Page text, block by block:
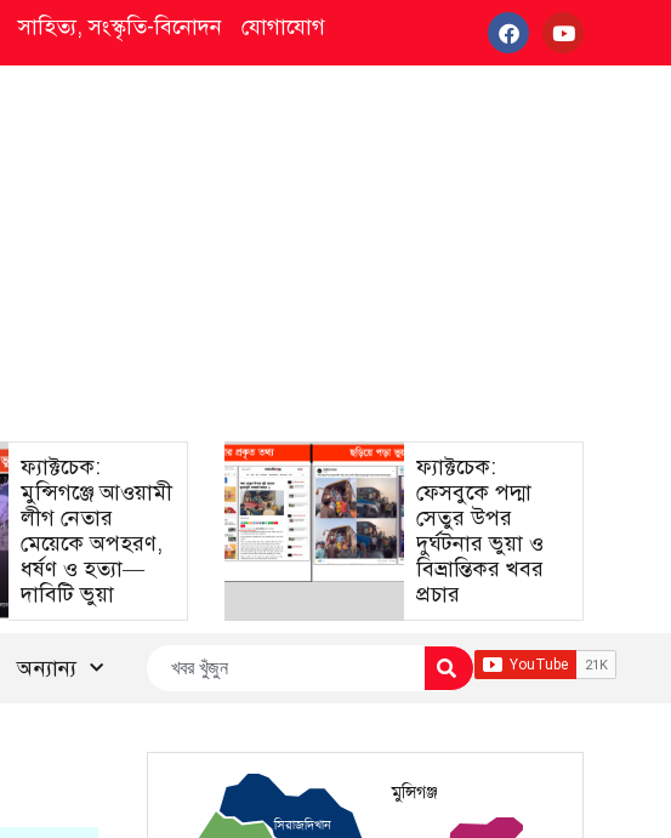
সাহিত্য, সংস্কৃতি-বিনোদন যোগাযোগ
ফ্যাক্টচেক:
মুন্সিগঞ্জে আওয়ামী
লীগ নেতার
মেয়েকে অপহরণ,
ধর্ষণ ও হত্যা—
দাবিটি ভুয়া
ফ্যাক্টচেক:
ফেসবুকে পদ্মা
সেতুর উপর
দুর্ঘটনার ভুয়া ও
বিভ্রান্তিকর খবর
প্রচার
অন্যান্য
সিরাজদিখান
মুন্সিগঞ্জ